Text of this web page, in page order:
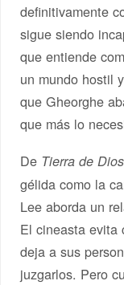
definitivamente
sigue siendo
que entiende
un mundo hostil
que Gheorghe
que más lo
De Tierra de Dios
gélida como la
Lee aborda un
El cineasta evita
deja a sus
juzgarlos. Pero